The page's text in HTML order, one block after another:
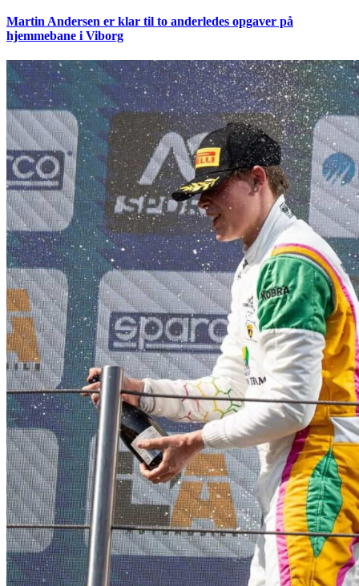
Martin Andersen er klar til to anderledes opgaver på
hjemmebane i Viborg